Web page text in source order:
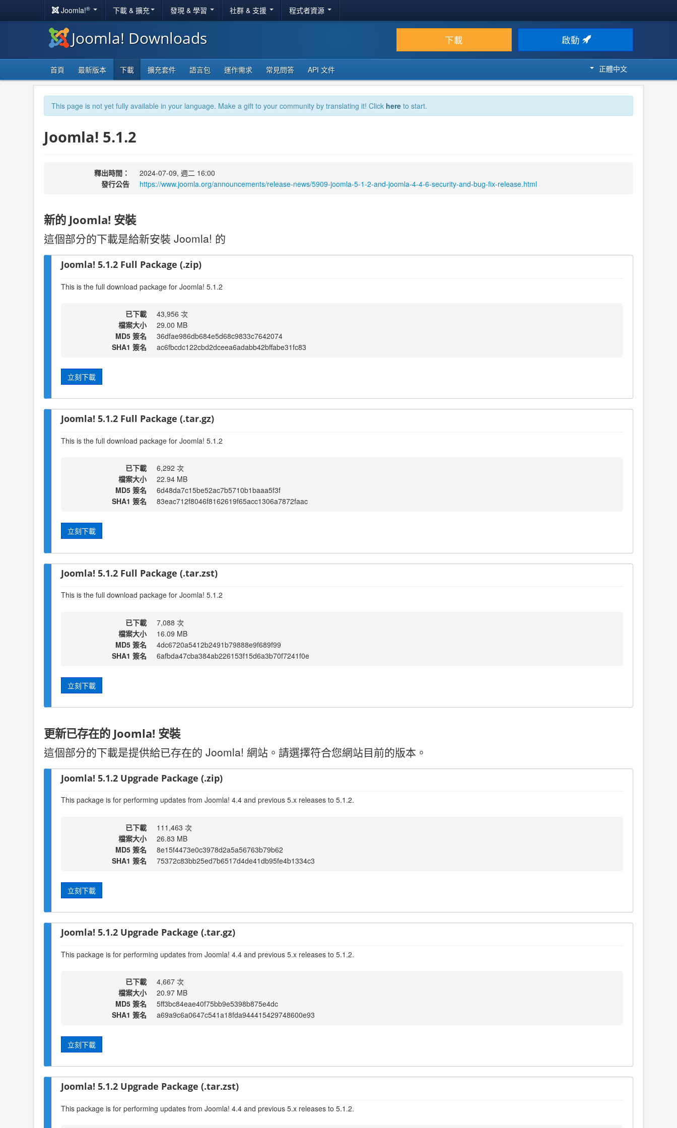
Joomla!® 下載 & 擴充 發現 & 學習 社群 & 支援 程式者資源
Joomla! Downloads 下載 啟動
首頁 最新版本 下載 擴充套件 語言包 運作需求 常見問答 API 文件 正體中文
This page is not yet fully available in your language. Make a gift to your community by translating it! Click here to start.
Joomla! 5.1.2
釋出時間：
2024-07-09, 週二 16:00
發行公告
https://www.joomla.org/announcements/release-news/5909-joomla-5-1-2-and-joomla-4-4-6-security-and-bug-fix-release.html
新的 Joomla! 安裝
這個部分的下載是給新安裝 Joomla! 的
Joomla! 5.1.2 Full Package (.zip)
This is the full download package for Joomla! 5.1.2
已下載
43,956 次
檔案大小
29.00 MB
MD5 簽名
36dfae986db684e5d68c9833c7642074
SHA1 簽名
ac6fbcdc122cbd2dceea6adabb42bffabe31fc83
立刻下載
Joomla! 5.1.2 Full Package (.tar.gz)
This is the full download package for Joomla! 5.1.2
已下載
6,292 次
檔案大小
22.94 MB
MD5 簽名
6d48da7c15be52ac7b5710b1baaa5f3f
SHA1 簽名
83eac712f8046f8162619f65acc1306a7872faac
立刻下載
Joomla! 5.1.2 Full Package (.tar.zst)
This is the full download package for Joomla! 5.1.2
已下載
7,088 次
檔案大小
16.09 MB
MD5 簽名
4dc6720a5412b2491b79888e9f689f99
SHA1 簽名
6afbda47cba384ab226153f15d6a3b70f7241f0e
立刻下載
更新已存在的 Joomla! 安裝
這個部分的下載是提供給已存在的 Joomla! 網站。請選擇符合您網站目前的版本。
Joomla! 5.1.2 Upgrade Package (.zip)
This package is for performing updates from Joomla! 4.4 and previous 5.x releases to 5.1.2.
已下載
111,463 次
檔案大小
26.83 MB
MD5 簽名
8e15f4473e0c3978d2a5a56763b79b62
SHA1 簽名
75372c83bb25ed7b6517d4de41db95fe4b1334c3
立刻下載
Joomla! 5.1.2 Upgrade Package (.tar.gz)
This package is for performing updates from Joomla! 4.4 and previous 5.x releases to 5.1.2.
已下載
4,667 次
檔案大小
20.97 MB
MD5 簽名
5ff3bc84eae40f75bb9e5398b875e4dc
SHA1 簽名
a69a9c6a0647c541a18fda944415429748600e93
立刻下載
Joomla! 5.1.2 Upgrade Package (.tar.zst)
This package is for performing updates from Joomla! 4.4 and previous 5.x releases to 5.1.2.